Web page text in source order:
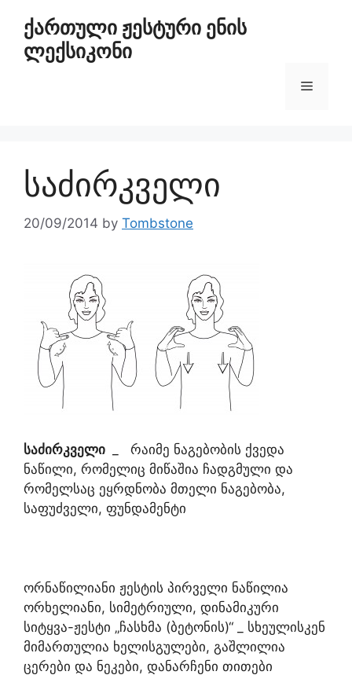
ქართული ჟესტური ენის
ლექსიკონი
საძირკველი
20/09/2014 by Tombstone
საძირკველი
_ რაიმე ნაგებობის ქვედა
ნაწილი, რომელიც მიწაშია ჩადგმული და
რომელსაც ეყრდნობა მთელი ნაგებობა,
საფუძველი, ფუნდამენტი
ორნაწილიანი ჟესტის პირველი ნაწილია
ორხელიანი, სიმეტრიული, დინამიკური
სიტყვა-ჟესტი „ჩასხმა (ბეტონის)“ _ სხეულისკენ
მიმართულია ხელისგულები, გაშლილია
ცერები და ნეკები, დანარჩენი თითები